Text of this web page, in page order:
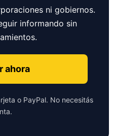
ni gobiernos.
informando sin
ahora
o PayPal. No necesitás